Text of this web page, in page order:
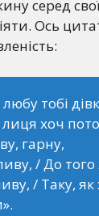
серед
Ось
тобі
лиця хоч
гарну,
/ До того
/ Таку,